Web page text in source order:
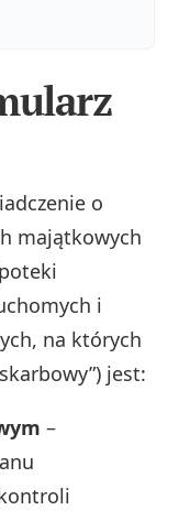
o
majątkowych
i
na których
jest:
–